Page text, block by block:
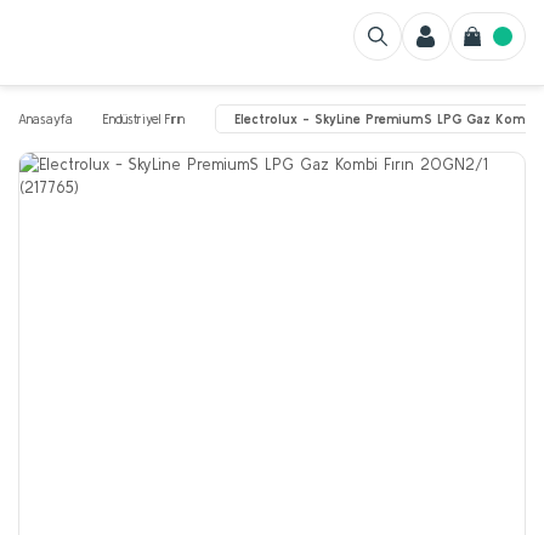
Anasayfa Endüstriyel Fırın Electrolux - SkyLine PremiumS LPG Gaz Kombi